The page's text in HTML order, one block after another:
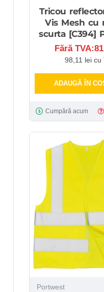
Tricou
Vis Mesh cu
scurta [C394]
Fără
98,11 lei cu
ADAUGĂ ÎN
Cumpără acum
Portwest